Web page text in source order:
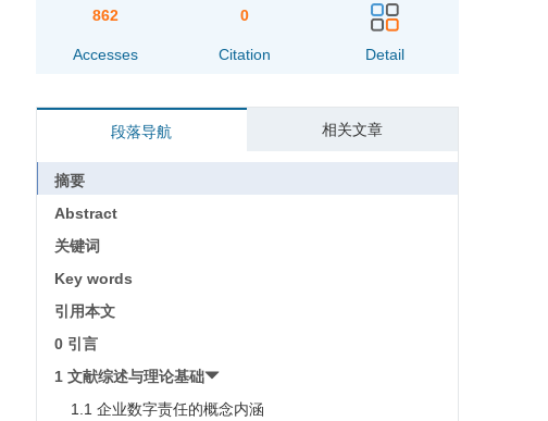
862
Accesses
0
Citation Detail
段落导航 相关文章
摘要
Abstract
关键词
Key words
引用本文
0 引言
1 文献综述与理论基础
1.1 企业数字责任的概念内涵